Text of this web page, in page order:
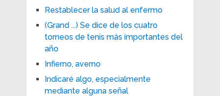
Restablecer la salud al enfermo
(Grand ...) Se dice de los cuatro
torneos de tenis más importantes del
año
Infierno, averno
Indicaré algo, especialmente
mediante alguna señal